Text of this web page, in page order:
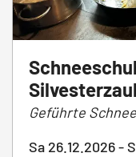
Geführte
Sa 26.12.2026 -